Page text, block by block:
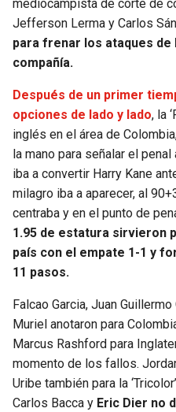
mediocampista de corte de
Jefferson Lerma y Carlos
para frenar los ataques de
compañía.
Después de un primer
opciones de lado y lado, la
inglés en el área de
la mano para señalar el
iba a convertir Harry Kane
milagro iba a aparecer, al
centraba y en el punto de
1.95 de estatura sirvieron
país con el empate 1-1 y
11 pasos.
Falcao Garcia, Juan
Muriel anotaron para
Marcus Rashford para
momento de los fallos.
Uribe también para la
Carlos Bacca y Eric Dier no